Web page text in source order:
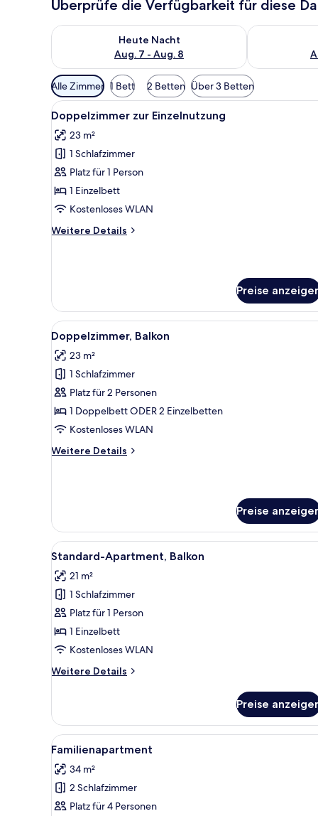
Überprüfe die Verfügbarkeit für diese
Heute Nacht
Aug. 7 - Aug. 8
Überprüfe die Verfügbarkeit für heute Nacht, Aug. 7
Überprüfe
Verfügbare
Filter
für
Zimmer
Alle Zimmer 1 Bett 2 Betten Über 3 Betten
Alle
Fotos
für
Doppelzimmer
zur
Einzelnutzung
anzeigen
Ein Einzelbett mit
8
Doppelzimmer zur Einzelnutzung
23 m²
1 Schlafzimmer
Platz für 1 Person
1 Einzelbett
Kostenloses WLAN
Weitere Details
Weitere
Preise
Alle
Fotos
für
Doppelzimmer,
Balkon
anzeigen
Ein Hotelzimmer mit zwei
9
Doppelzimmer, Balkon
23 m²
1 Schlafzimmer
Platz für 2 Personen
1 Doppelbett ODER 2 Einzelbetten
Kostenloses WLAN
Weitere Details
Weitere
Preise
Alle
Fotos
für
Standard-
Apartment,
Balkon
anzeigen
Ein Hotelzimmer mit Bett,
8
Standard-Apartment, Balkon
21 m²
1 Schlafzimmer
Platz für 1 Person
1 Einzelbett
Kostenloses WLAN
Weitere Details
Weitere
Apartment,
Balkon
Preise
Alle
Fotos
für
Familienapartment
anzeigen
Ein Hotelzimmer mit zwei
9
Familienapartment
34 m²
2 Schlafzimmer
Platz für 4 Personen